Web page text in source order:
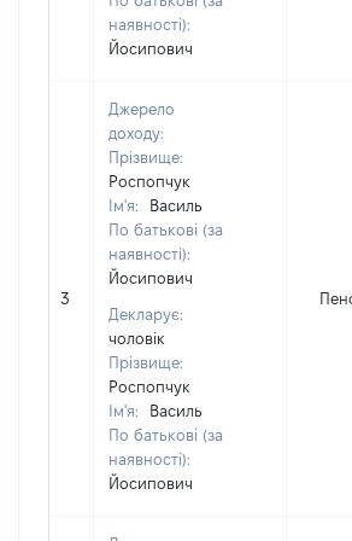
наявності):
Йосипович
3
Джерело
доходу:
Прізвище:
Роспопчук
Ім'я:
Василь
По батькові (за
наявності):
Йосипович
Декларує:
чоловік
Прізвище:
Роспопчук
Ім'я:
Василь
По батькові (за
наявності):
Йосипович